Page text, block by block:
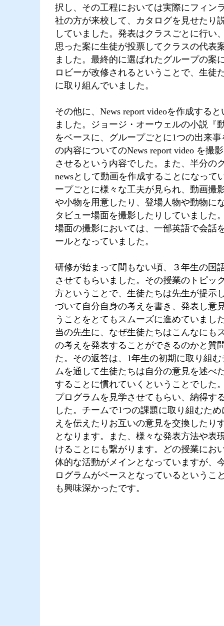
択し、その工程においては実際にフィン
社の方が来校して、カタログを見せたり
していました。発表はクラスごとに行い
思った案に生徒が投票してクラスの代表
ました。最終的に選ばれたグループの案
ロビーが改修されるということで、生徒
に取り組んでいました。
その他に、News report videoを作成する
ました。ジョージ・オーウェルの小説『
をベースに、グループごとに1つの出来
の内容についてのNews report video を撮
させるという内容でした。また、半分の
newsとして動画を作成することになって
ープごとに様々な工夫が見られ、動画撮
や小物を用意したり、登場人物や動物に
タビュー場面を撮影したりしていました
場面の撮影においては、一部英語で会話
ールとなっていました。
研修が始まって間もない頃、３年生の国
させてもらいました。その授業のトピッ
方ということで、生徒たちは先生が提示
づいて自分自身の考えを書き、発表し意
うことをとてもスムーズに進めていまし
当の先生に、なぜ生徒たちはこんなにも
の考えを発表することができるのかと質
た。その返答は、1年生の初期に取り組
ムを通して生徒たちは自分の意見を述べ
することに慣れていくということでした
プログラムを見学させてもらい、納得す
した。チームで1つの課題に取り組むた
えを伝えたりお互いの意見を交換したり
となります。また、様々な発表方法や表
けることにも繋がります。どの授業にお
体的な活動がメインとなっていますが、
ログラムがベースとなっているというこ
も興味深かったです。